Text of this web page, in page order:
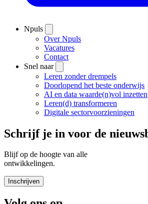
Npuls
Over Npuls
Vacatures
Contact
Snel naar
Leren zonder drempels
Doorlopend het beste onderwijs
AI en data waarde(n)vol inzetten
Leren(d) transformeren
Digitale sectorvoorzieningen
Schrijf je in voor de
Blijf op de hoogte van alle
ontwikkelingen.
Inschrijven